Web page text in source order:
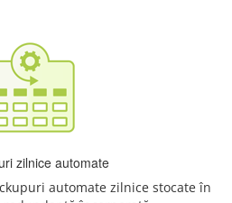
zilnice automate
automate zilnice stocate în